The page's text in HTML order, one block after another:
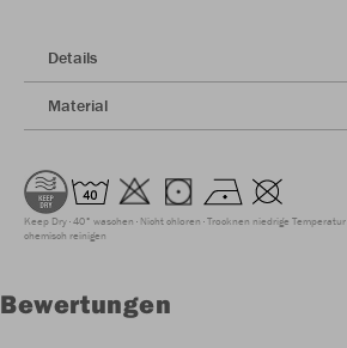
Details
Material
Keep Dry 40° waschen Nicht chloren Trocknen niedrige Temperatur
chemisch reinigen
Bewertungen